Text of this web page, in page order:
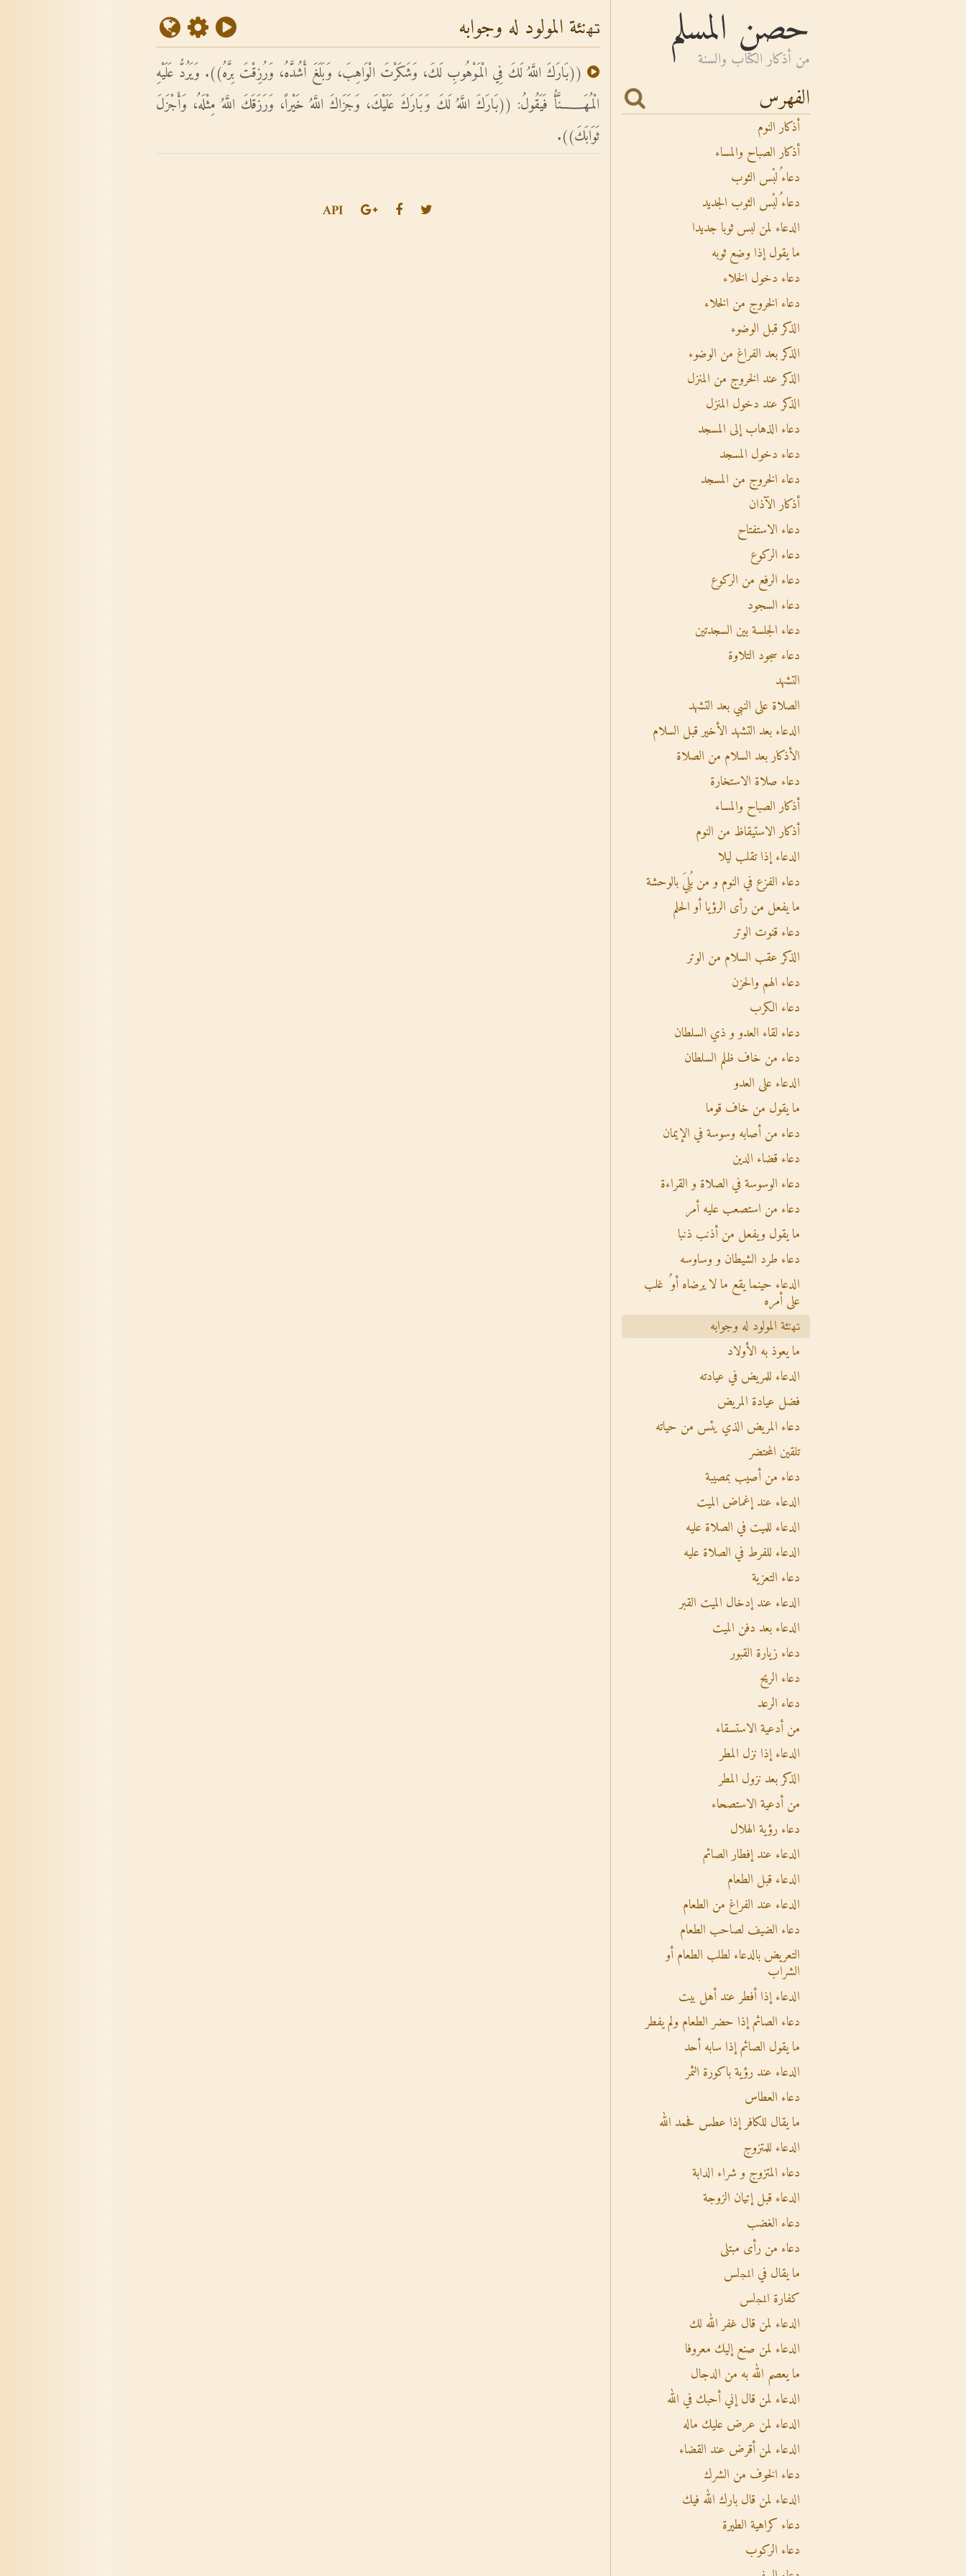
حصن المسلم
من أذكار الكتاب والسنة
الفهرس
أذكار النوم
أذكار الصباح والمساء
دعاء ُلبْس الثوب
دعاء ُلبْس الثوب الجديد
الدعاء لمن لبس ثوبا جديدا
ما يقول إذا وضع ثوبه
دعاء دخول الخلاء
دعاء الخروج من الخلاء
الذكر قبل الوضوء
الذكر بعد الفراغ من الوضوء
الذكر عند الخروج من المنزل
الذكر عند دخول المنزل
دعاء الذهاب إلى المسجد
دعاء دخول المسجد
دعاء الخروج من المسجد
أذكار الآذان
دعاء الاستفتاح
دعاء الركوع
دعاء الرفع من الركوع
دعاء السجود
دعاء الجلسة بين السجدتين
دعاء سجود التلاوة
التشهد
الصلاة على النبي بعد التشهد
الدعاء بعد التشهد الأخير قبل السلام
الأذكار بعد السلام من الصلاة
دعاء صلاة الاستخارة
أذكار الصباح والمساء
أذكار الاستيقاظ من النوم
الدعاء إذا تقلب ليلا
دعاء الفزع في النوم و من بُلِيَ بالوحشة
ما يفعل من رأى الرؤيا أو الحلم
دعاء قنوت الوتر
الذكر عقب السلام من الوتر
دعاء الهم والحزن
دعاء الكرب
دعاء لقاء العدو و ذي السلطان
دعاء من خاف ظلم السلطان
الدعاء على العدو
ما يقول من خاف قوما
دعاء من أصابه وسوسة في الإيمان
دعاء قضاء الدين
دعاء الوسوسة في الصلاة و القراءة
دعاء من استصعب عليه أمر
ما يقول ويفعل من أذنب ذنبا
دعاء طرد الشيطان و وساوسه
الدعاء حينما يقع ما لا يرضاه أو ُ غلب
على أمره
ﺗﻬنئة المولود له وجوابه
ما يعوذ به الأولاد
الدعاء للمريض في عيادته
فضل عيادة المريض
دعاء المريض الذي يئس من حياته
تلقين المحتضر
دعاء من أصيب بمصيبة
الدعاء عند إغماض الميت
الدعاء للميت في الصلاة عليه
الدعاء للفرط في الصلاة عليه
دعاء التعزية
الدعاء عند إدخال الميت القبر
الدعاء بعد دفن الميت
دعاء زيارة القبور
دعاء الريح
دعاء الرعد
من أدعية الاستسقاء
الدعاء إذا نزل المطر
الذكر بعد نزول المطر
من أدعية الاستصحاء
دعاء رؤية الهلال
الدعاء عند إفطار الصائم
الدعاء قبل الطعام
الدعاء عند الفراغ من الطعام
دعاء الضيف لصاحب الطعام
التعريض بالدعاء لطلب الطعام أو
الشراب
الدعاء إذا أفطر عند أهل بيت
دعاء الصائم إذا حضر الطعام ولم يفطر
ما يقول الصائم إذا سابه أحد
الدعاء عند رؤية باكورة الثمر
دعاء العطاس
ما يقال للكافر إذا عطس فحمد الله
الدعاء للمتزوج
دعاء المتزوج و شراء الدابة
الدعاء قبل إتيان الزوجة
دعاء الغضب
دعاء من رأى مبتلى
ما يقال في اﻟﻤﺠلس
كفارة اﻟﻤﺠلس
الدعاء لمن قال غفر الله لك
الدعاء لمن صنع إليك معروفا
ما يعصم الله به من الدجال
الدعاء لمن قال إني أحبك في الله
الدعاء لمن عرض عليك ماله
الدعاء لمن أقرض عند القضاء
دعاء الخوف من الشرك
الدعاء لمن قال بارك الله فيك
دعاء كراهية الطيرة
دعاء الركوب
ﺗﻬنئة المولود له وجوابه
((بَارَكَ اللَّهُ لَكَ فِي الْمَوْهُوبِ لَكَ، وَشَكَرْتَ الْوَاهِبَ، وَبَلَغَ أَشُدَّهُ، وَرُزِقْتَ بِرَّهُ)). وَيَرُدُّ عَلَيْهِ
الْمُهَــــــنَّأُ فَيَقُولُ: ((بَارَكَ اللَّهُ لَكَ وَبَارَكَ عَلَيْكَ، وَجَزَاكَ اللَّهُ خَيْراً، وَرَزَقَكَ اللَّهُ مِثْلَهُ، وَأَجْزَلَ
ثَوَابَكَ)).
API